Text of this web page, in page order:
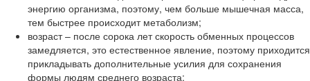
энергию организма, поэтому, чем больше мышечная масса,
тем быстрее происходит метаболизм;
возраст – после сорока лет скорость обменных процессов
замедляется, это естественное явление, поэтому приходится
прикладывать дополнительные усилия для сохранения
формы людям среднего возраста;